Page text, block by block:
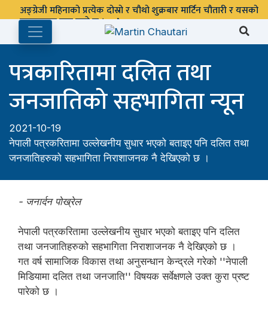
अङ्ग्रेजी महिनाको प्रत्येक दोस्रो र चौथो शुक्रबार मार्टिन चौतारी र यसको
पुस्तकालय बन्द रहने छ ।
पत्रकारितामा दलित तथा
जनजातिको सहभागिता न्यून
2021-10-19
नेपाली पत्रकरितामा उल्लेखनीय सुधार भएको बताइए पनि दलित तथा
जनजातिहरुको सहभागिता निराशाजनक नै देखिएको छ ।
- जनार्दन पोख्रेल
नेपाली पत्रकरितामा उल्लेखनीय सुधार भएको बताइए पनि दलित
तथा जनजातिहरुको सहभागिता निराशाजनक नै देखिएको छ ।
गत वर्ष सामाजिक विकास तथा अनुसन्धान केन्द्रले गरेको ''नेपाली
मिडियामा दलित तथा जनजाति'' विषयक सर्वेक्षणले उक्त कुरा प्रष्ट
पारेको छ ।